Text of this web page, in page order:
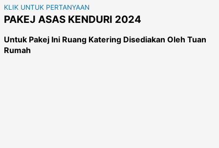
KLIK UNTUK PERTANYAAN
PAKEJ ASAS KENDURI 2024
Untuk Pakej Ini Ruang Katering Disediakan Oleh Tuan
Rumah